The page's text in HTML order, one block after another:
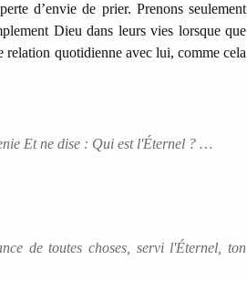
d’envie de prier. Prenons seulement
Dieu dans leurs vies lorsque que
relation quotidienne avec lui, comme cela
Et ne dise : Qui est l'Éternel ? …
de toutes choses, servi l'Éternel, ton